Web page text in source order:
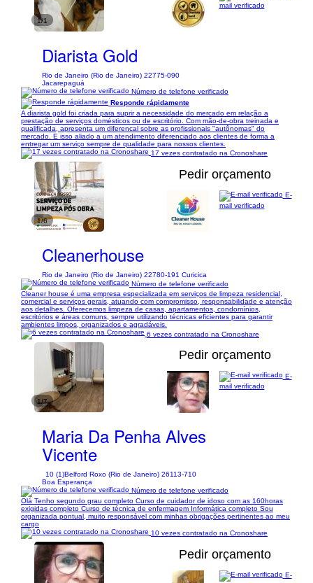
1/1
Diarista Gold
Rio de Janeiro (Rio de Janeiro) 22775-090
Jacarepaguá
mail verificado
Número de telefone verificado
Responde rápidamente
A diarista gold foi criada para suprir a necessidade do mercado em relação a
prestação de serviços domésticos ou de escritório. Com mão-de-obra treinada e
qualificada, apresenta um diferencal sobre as profissionais "autônomas" do
mercado. E isso aliado a um atendimento diferenciado aos clientes de forma a
entregar um serviço sempre de qualidade para nossos clientes.
17 vezes contratado na Cronoshare
1/6
Pedir orçamento
Cleanerhouse
Rio de Janeiro (Rio de Janeiro) 22780-191 Curicica
E-
mail verificado
Número de telefone verificado
Cleaner house é uma empresa especializada em serviços de limpeza residencial,
comercial e serviços gerais, atuando com compromisso, responsabilidade e atenção
aos detalhes. Oferecemos limpeza de casas, apartamentos, condomínios,
escritórios e áreas comuns, sempre utilizando técnicas eficientes para garantir
ambientes limpos, organizados e agradáveis.
6 vezes contratado na Cronoshare
1/7
Pedir orçamento
Maria Da Penha Alves
Vicente
10 (1)Belford Roxo (Rio de Janeiro) 26113-710
Boa Esperança
E-
mail verificado
Número de telefone verificado
Olá Tenho segundo grau completo Curso de cuidador de idoso com as 160horas
exigidas completo Curso de técnica de enfermagem Informática completo Sou
organizada pontual, muito responsável com minhas obrigações pertinentes ao meu
cargo
10 vezes contratado na Cronoshare
Pedir orçamento
E-